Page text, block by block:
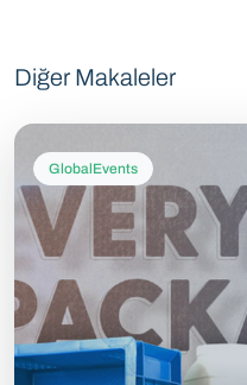
Diğer Makaleler
GlobalEvents